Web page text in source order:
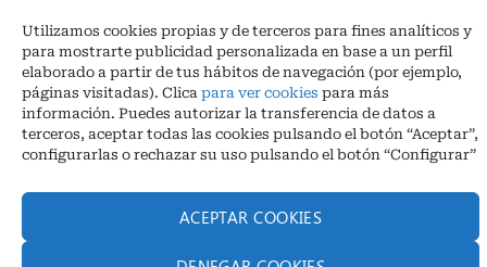
Utilizamos cookies propias y de terceros para fines analíticos y
para mostrarte publicidad personalizada en base a un perfil
elaborado a partir de tus hábitos de navegación (por ejemplo,
páginas visitadas). Clica para ver cookies para más
información. Puedes autorizar la transferencia de datos a
terceros, aceptar todas las cookies pulsando el botón “Aceptar”,
configurarlas o rechazar su uso pulsando el botón “Configurar”
ACEPTAR COOKIES
Ctra. A-3132, De Aguilar a A-318 por Moriles km 15,5 M.I. (Córdoba)
España
COORDENADAS: Latitud: 37,40 – Longitud -04,58 | Telf. + 34 957 51
30 68
info@infrico.com Infrico SL 2026©. Diseñado por Babait Technology